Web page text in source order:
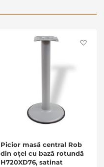
Picior masă central Rob
din oțel cu bază rotundă
H720XD76, satinat